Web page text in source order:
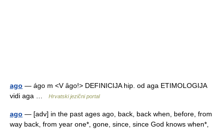
ago — ágo m <V ȃgo!> DEFINICIJA hip. od aga ETIMOLOGIJA
vidi aga …
Hrvatski jezični portal
ago — [adv] in the past ages ago, back, back when, before, from
way back, from year one*, gone, since, since God knows when*,